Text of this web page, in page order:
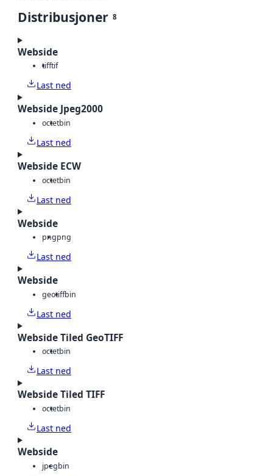
Distribusjoner 8
Webside
tifftif
Last ned
Webside Jpeg2000
octetbin
Last ned
Webside ECW
octetbin
Last ned
Webside
pngpng
Last ned
Webside
geotiffbin
Last ned
Webside Tiled GeoTIFF
octetbin
Last ned
Webside Tiled TIFF
octetbin
Last ned
Webside
jpegbin